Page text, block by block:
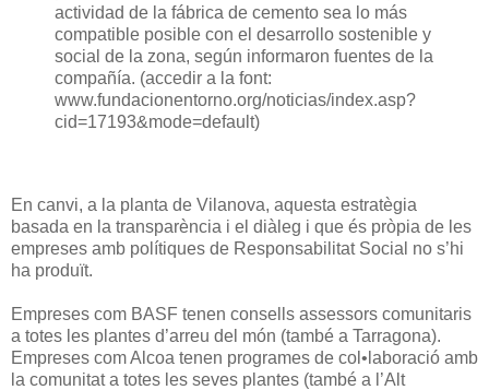
actividad de la fábrica de cemento sea lo más
compatible posible con el desarrollo sostenible y
social de la zona, según informaron fuentes de la
compañía. (accedir a la font:
www.fundacionentorno.org/noticias/index.asp?
cid=17193&mode=default)
En canvi, a la planta de Vilanova, aquesta estratègia
basada en la transparència i el diàleg i que és pròpia de les
empreses amb polítiques de Responsabilitat Social no s’hi
ha produït.
Empreses com BASF tenen consells assessors comunitaris
a totes les plantes d’arreu del món (també a Tarragona).
Empreses com Alcoa tenen programes de col•laboració amb
la comunitat a totes les seves plantes (també a l’Alt